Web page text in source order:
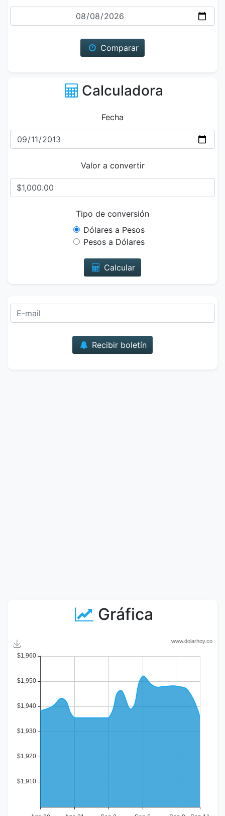
Fecha
Comparar
Calculadora
Fecha
Valor a convertir
Tipo de conversión
Dólares a Pesos
Pesos a Dólares
Calcular
Recibir boletín
Gráfica